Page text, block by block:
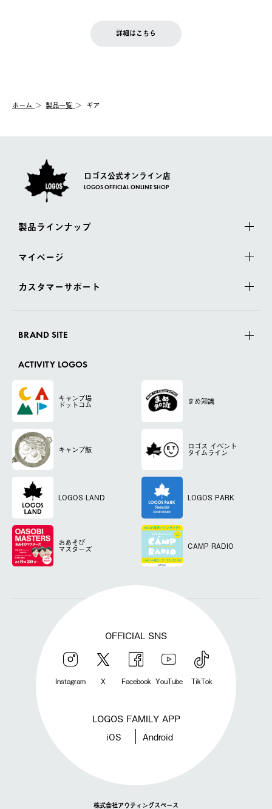
【配送業者】
佐川急便にて配送されます。
お客様都合の返品にかかる送料は、お客様ご負担とさせていただ
一度お手元の商品を返品いただき、ご希望商品を再注文してくだ
LOGOS FAMILY会員の方は、会員マイページ内 購入履歴画面に
詳細はこちら
ホーム 製品一覧 ギア
ロゴス公式オンライン店
LOGOS OFFICIAL ONLINE SHOP
製品ラインナップ
マイページ
カスタマーサポート
BRAND SITE
ACTIVITY LOGOS
キャンプ場
ドットコム まめ知識
キャンプ飯 ロゴス イベント
タイムライン
LOGOS LAND LOGOS PARK
おあそび
マスターズ CAMP RADIO
OFFICIAL SNS
Instagram X Facebook YouTube TikTok
LOGOS FAMILY APP
iOS Android
株式会社アウティングスペース